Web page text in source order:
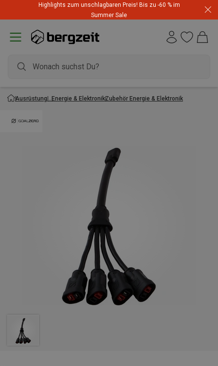
Highlights zum unschlagbaren Preis! Bis zu -60 % im
Summer Sale
Ausrüstung Energie & ElektronikZubehör Energie & Elektronik